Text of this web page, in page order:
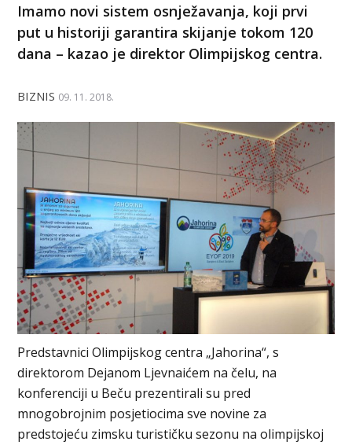
Imamo novi sistem osnježavanja, koji prvi
put u historiji garantira skijanje tokom 120
dana – kazao je direktor Olimpijskog centra.
BIZNIS 09. 11. 2018.
Predstavnici Olimpijskog centra „Jahorina“, s
direktorom Dejanom Ljevnaićem na čelu, na
konferenciji u Beču prezentirali su pred
mnogobrojnim posjetiocima sve novine za
predstojeću zimsku turističku sezonu na olimpijskoj